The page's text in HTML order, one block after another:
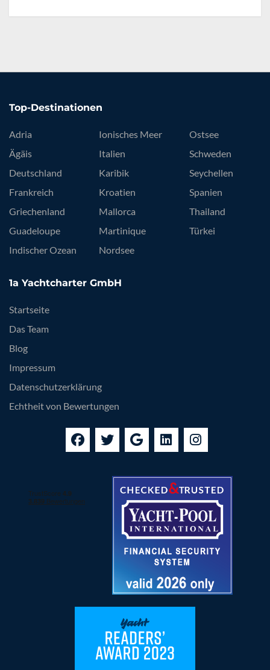
Top-Destinationen
Adria
Ägäis
Deutschland
Frankreich
Griechenland
Guadeloupe
Indischer Ozean
Ionisches Meer
Italien
Karibik
Kroatien
Mallorca
Martinique
Nordsee
Ostsee
Schweden
Seychellen
Spanien
Thailand
Türkei
1a Yachtcharter GmbH
Startseite
Das Team
Blog
Impressum
Datenschutzerklärung
Echtheit von Bewertungen